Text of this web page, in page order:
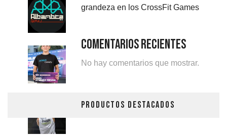
grandeza en los CrossFit Games
Comentarios Recientes
No hay comentarios que mostrar.
PRODUCTOS DESTACADOS